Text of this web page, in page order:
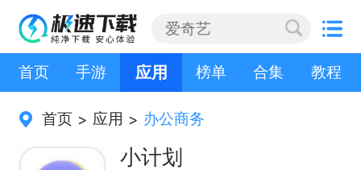
首页 手游 应用 榜单 合集 教程
首页 > 应用 > 办公商务
小计划